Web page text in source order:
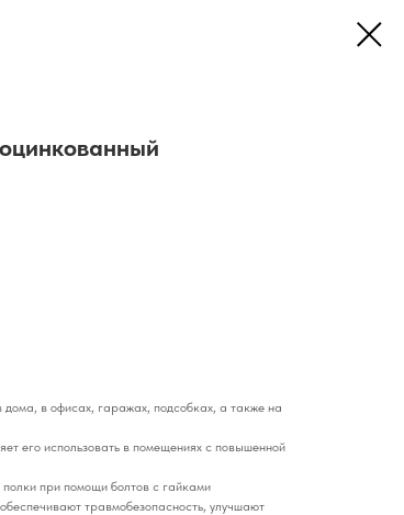
в офисах, гаражах, подсобках, а также на
его использовать в помещениях с повышенной
при помощи болтов с гайками
травмобезопасность, улучшают